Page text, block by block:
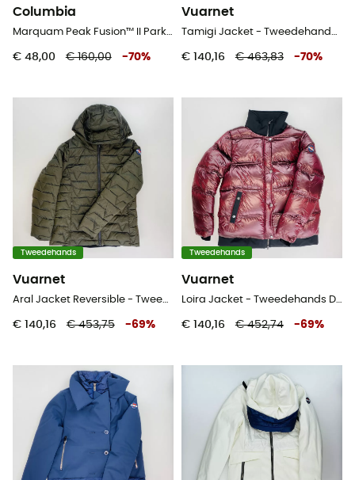
Columbia
€ 48,00 € 160,00 -70%
Vuarnet
€ 140,16 € 463,83 -70%
Tweedehands
Vuarnet
€ 140,16 € 453,75 -69%
Tweedehands
Vuarnet
€ 140,16 € 452,74 -69%